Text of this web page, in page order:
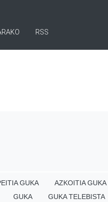
RSS
GUKA AZKOITIA GUKA
GUKA
GUKA TELEBISTA